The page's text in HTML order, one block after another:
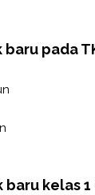
pada
kelas 1